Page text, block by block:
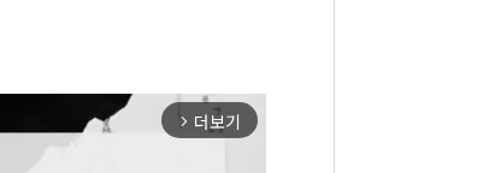
arrow_forward_ios 더보기